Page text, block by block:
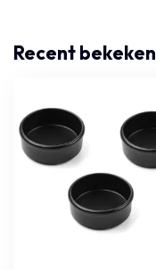
Recent bekeken